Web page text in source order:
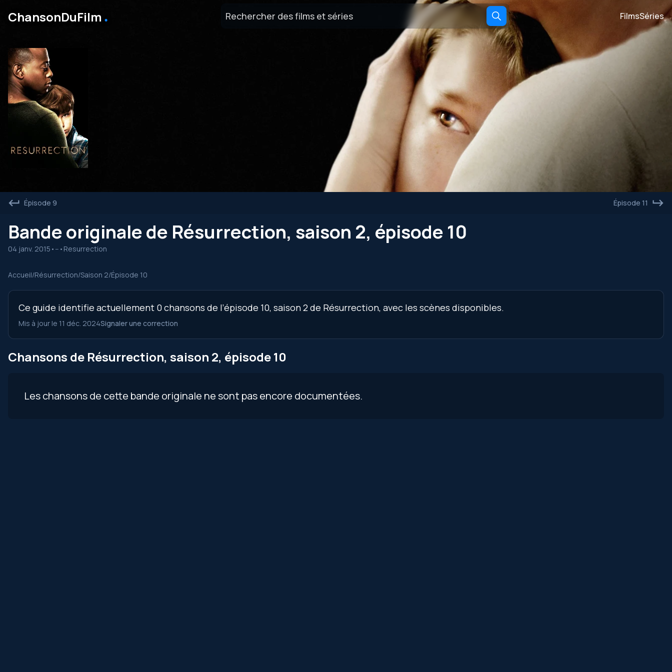
ChansonDuFilm ․ FilmsSéries
Épisode 9 Épisode 11
Bande originale de Résurrection, saison 2, épisode 10
04 janv. 2015 • -- • Resurrection
Accueil/Résurrection/Saison 2/Épisode 10
Ce guide identifie actuellement 0 chansons de l’épisode 10, saison 2 de Résurrection, avec les scènes disponibles.
Mis à jour le 11 déc. 2024Signaler une correction
Chansons de Résurrection, saison 2, épisode 10
Les chansons de cette bande originale ne sont pas encore documentées.